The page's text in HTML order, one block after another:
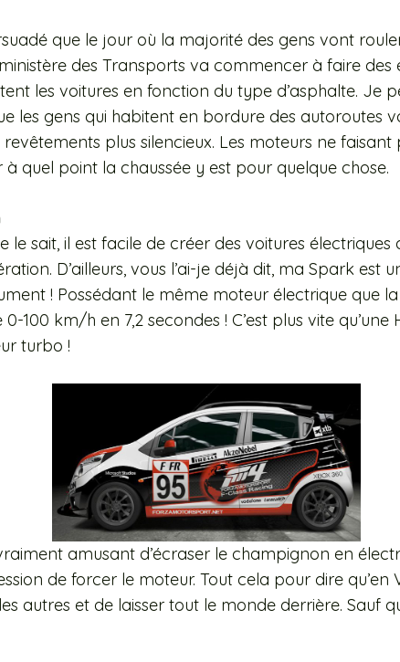
que le jour où la majorité des gens vont
des Transports va commencer à faire des
les voitures en fonction du type d’asphalte. Je
les gens qui habitent en bordure des autoroutes
plus silencieux. Les moteurs ne faisant
à quel point la chaussée y est pour quelque chose.
le sait, il est facile de créer des voitures électriques
D’ailleurs, vous l’ai-je déjà dit, ma Spark est
! Possédant le même moteur électrique que
0-100 km/h en 7,2 secondes ! C’est plus vite qu’une
turbo !
amusant d’écraser le champignon en
de forcer le moteur. Tout cela pour dire qu’en
autres et de laisser tout le monde derrière. Sauf